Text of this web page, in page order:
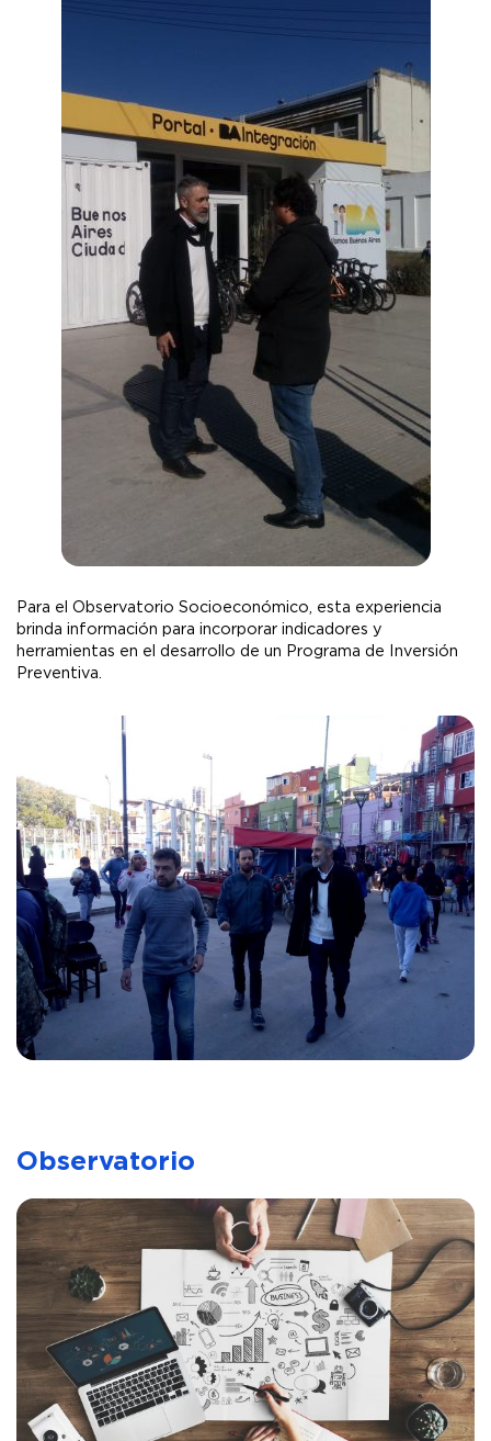
Para el Observatorio Socioeconómico, esta experiencia
brinda información para incorporar indicadores y
herramientas en el desarrollo de un Programa de Inversión
Preventiva.
Observatorio